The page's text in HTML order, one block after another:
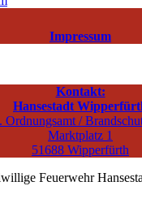
Impressum
Kontakt:
Hansestadt
Ordnungsamt /
Marktplatz 1
51688 Wipperfürth
Feuerwehr